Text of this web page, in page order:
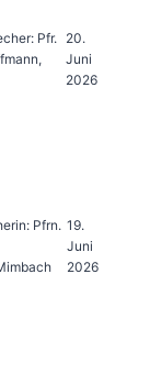
Pfr.
20.
Juni
2026
Pfrn. 19.
Juni
2026